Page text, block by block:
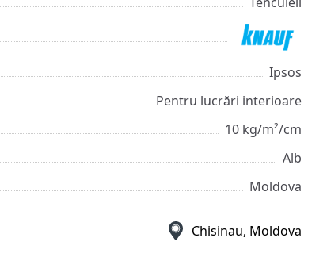
Ipsos
Pentru lucrări interioare
10 kg/m²/cm
Alb
Moldova
Chisinau, Moldova